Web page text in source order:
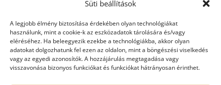
Süti beállítások
A legjobb élmény biztosítása érdekében olyan technológiákat
használunk, mint a cookie-k az eszközadatok tárolására és/vagy
eléréséhez. Ha beleegyezik ezekbe a technológiákba, akkor olyan
adatokat dolgozhatunk fel ezen az oldalon, mint a böngészési viselkedés
vagy az egyedi azonosítók. A hozzájárulás megtagadása vagy
visszavonása bizonyos funkciókat és funkciókat hátrányosan érinthet.
Bankszámlaszám:
10403428-50526956-71541002
Adatkezelés nyilvántartási száma:
NAIH-82806/2015.